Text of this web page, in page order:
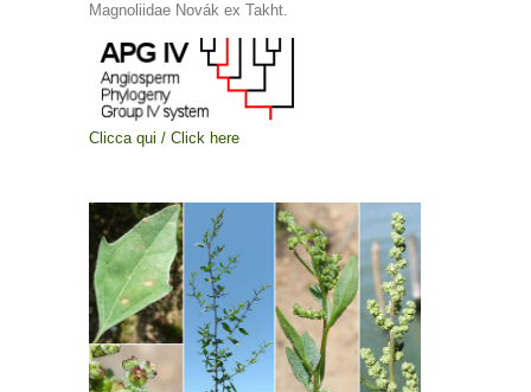
Magnoliidae Novák ex Takht.
Clicca qui / Click here